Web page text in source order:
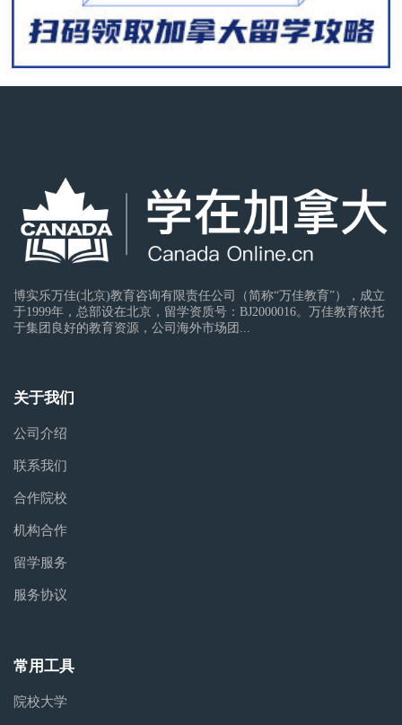
博实乐万佳(北京)教育咨询有限责任公司（简称“万佳教育”），成立
于1999年，总部设在北京，留学资质号：BJ2000016。万佳教育依托
于集团良好的教育资源，公司海外市场团...
关于我们
公司介绍
联系我们
合作院校
机构合作
留学服务
服务协议
常用工具
院校大学